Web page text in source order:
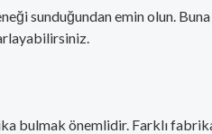
sunduğundan emin olun.
önemlidir. Farklı